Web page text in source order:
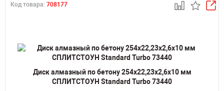
Код товара: 708177
Диск алмазный по бетону 254х22,23х2,6х10 мм
СПЛИТСТОУН Standard Turbo 73440